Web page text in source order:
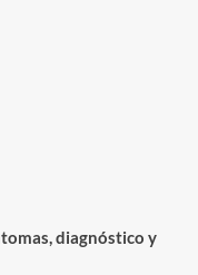
diagnóstico y